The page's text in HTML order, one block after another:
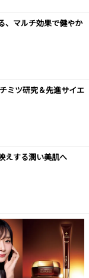
、マルチ効果で健やか
ミツ研究＆先進サイエ
えする潤い美肌へ